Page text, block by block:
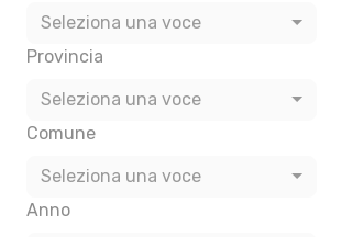
Seleziona una voce
Provincia
Seleziona una voce
Comune
Seleziona una voce
Anno